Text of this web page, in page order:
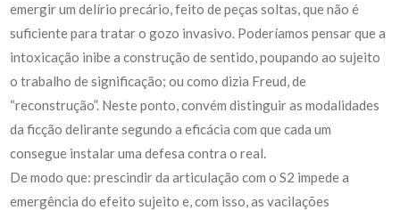
emergir um delírio precário, feito de peças soltas, que não é
suficiente para tratar o gozo invasivo. Poderíamos pensar que a
intoxicação inibe a construção de sentido, poupando ao sujeito
o trabalho de significação; ou como dizia Freud, de
“reconstrução”. Neste ponto, convém distinguir as modalidades
da ficção delirante segundo a eficácia com que cada um
consegue instalar uma defesa contra o real.
De modo que: prescindir da articulação com o S2 impede a
emergência do efeito sujeito e, com isso, as vacilações